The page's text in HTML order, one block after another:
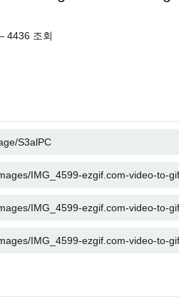
4436 조회